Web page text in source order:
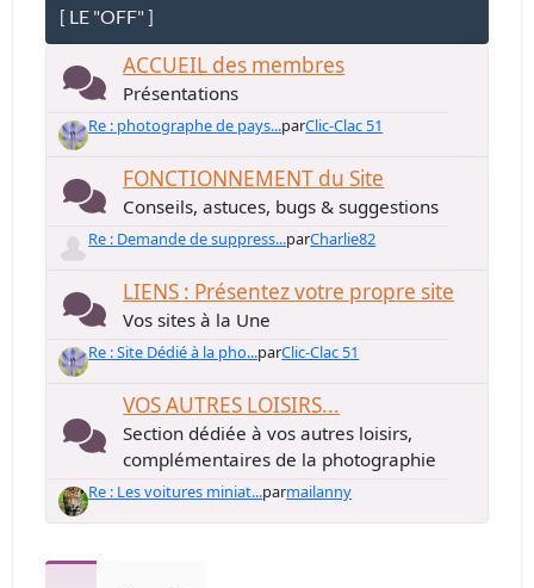
[ LE "OFF" ]
ACCUEIL des membres
Présentations
Re : photographe de pays...parClic-Clac 51
FONCTIONNEMENT du Site
Conseils, astuces, bugs & suggestions
Re : Demande de suppress...parCharlie82
LIENS : Présentez votre propre site
Vos sites à la Une
Re : Site Dédié à la pho...parClic-Clac 51
VOS AUTRES LOISIRS...
Section dédiée à vos autres loisirs,
complémentaires de la photographie
Re : Les voitures miniat...parmailanny